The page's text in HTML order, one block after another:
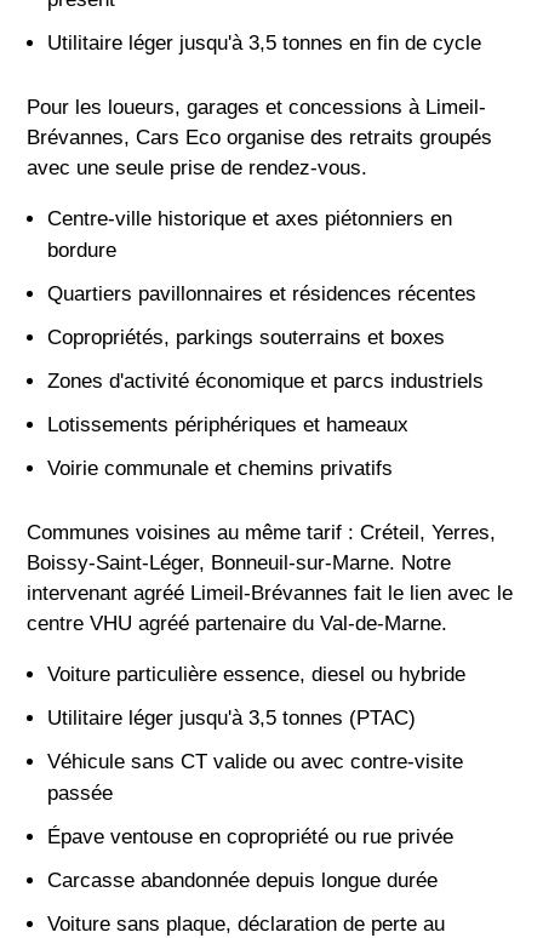
Utilitaire léger jusqu'à 3,5 tonnes en fin de cycle
Pour les loueurs, garages et concessions à Limeil-
Brévannes, Cars Eco organise des retraits groupés
avec une seule prise de rendez-vous.
Centre-ville historique et axes piétonniers en
bordure
Quartiers pavillonnaires et résidences récentes
Copropriétés, parkings souterrains et boxes
Zones d'activité économique et parcs industriels
Lotissements périphériques et hameaux
Voirie communale et chemins privatifs
Communes voisines au même tarif : Créteil, Yerres,
Boissy-Saint-Léger, Bonneuil-sur-Marne. Notre
intervenant agréé Limeil-Brévannes fait le lien avec le
centre VHU agréé partenaire du Val-de-Marne.
Voiture particulière essence, diesel ou hybride
Utilitaire léger jusqu'à 3,5 tonnes (PTAC)
Véhicule sans CT valide ou avec contre-visite
passée
Épave ventouse en copropriété ou rue privée
Carcasse abandonnée depuis longue durée
Voiture sans plaque, déclaration de perte au